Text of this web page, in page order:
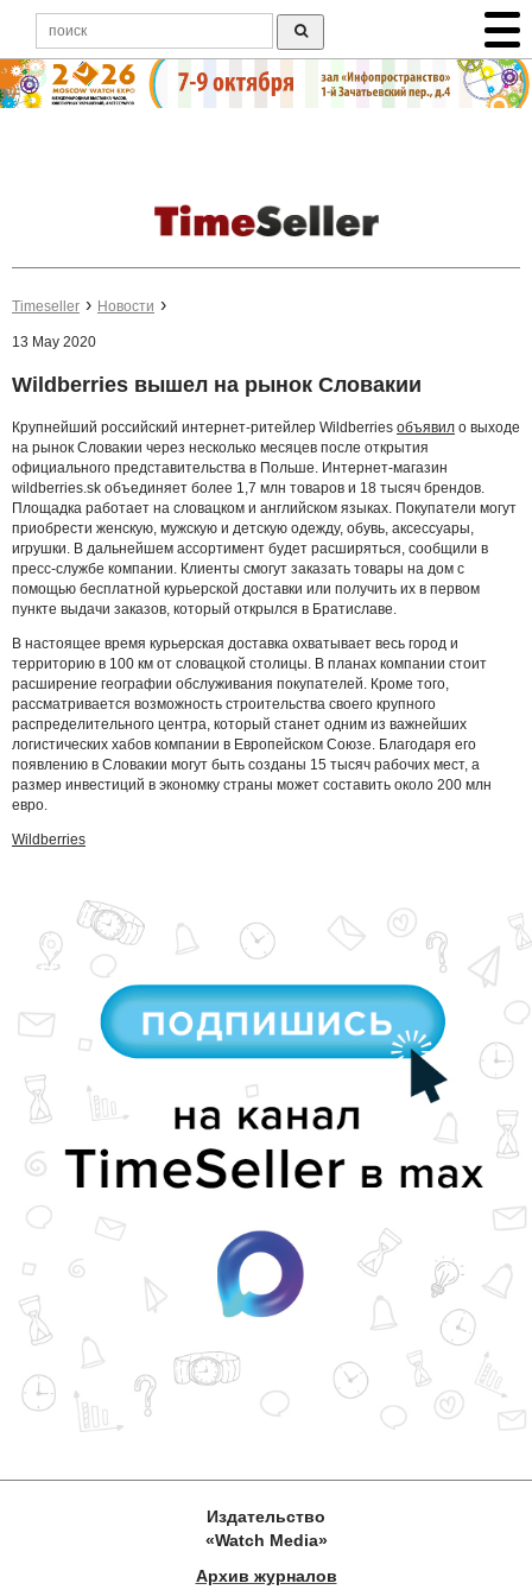
Timeseller Новости
13 May 2020
Wildberries вышел на рынок Словакии
Крупнейший российский интернет-ритейлер Wildberries объявил о выходе
на рынок Словакии через несколько месяцев после открытия
официального представительства в Польше. Интернет-магазин
wildberries.sk объединяет более 1,7 млн товаров и 18 тысяч брендов.
Площадка работает на словацком и английском языках. Покупатели могут
приобрести женскую, мужскую и детскую одежду, обувь, аксессуары,
игрушки. В дальнейшем ассортимент будет расширяться, сообщили в
пресс-службе компании. Клиенты смогут заказать товары на дом с
помощью бесплатной курьерской доставки или получить их в первом
пункте выдачи заказов, который открылся в Братиславе.
В настоящее время курьерская доставка охватывает весь город и
территорию в 100 км от словацкой столицы. В планах компании стоит
расширение географии обслуживания покупателей. Кроме того,
рассматривается возможность строительства своего крупного
распределительного центра, который станет одним из важнейших
логистических хабов компании в Европейском Союзе. Благодаря его
появлению в Словакии могут быть созданы 15 тысяч рабочих мест, а
размер инвестиций в экономку страны может составить около 200 млн
евро.
Wildberries
Издательство
«Watch Media»
Архив журналов